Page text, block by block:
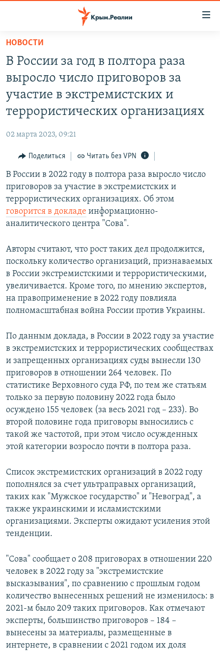
Вернуться
основному
содержанию
Вернутся
главной
Вернутся
поиску
ВОДА
ИНТЕРАКТИВ
ИНФОГРАФИКА
ТЕЛЕПРОЕКТ КРЫМ.РЕАЛИИ
СОВЕТЫ ПРАВОЗАЩИТНИКОВ
ПРОПАВШИЕ БЕЗ ВЕСТИ
ПОБЕДИТЕЛЕЙ НЕ СУДЯТ?
КРЫМ.НЕПОКОРЕННЫЙ
ELIFBE
УКРАИНСКАЯ ПРОБЛЕМА КРЫМА
РАДІО СВОБОДА
КАК ОБОЙТИ БЛОКИРОВКУ
Українською
Qırımtatar
ПРИСОЕДИНЯЙТЕСЬ!
Все сайты RFE/RL
НОВОСТИ
В России за год в полтора раза
выросло число приговоров за
участие в экстремистских и
террористических организациях
02 марта 2023, 09:21
Поделиться Читать без VPN
В России в 2022 году в полтора раза выросло число
приговоров за участие в экстремистских и
террористических организациях. Об этом
говорится в докладе информационно-
аналитического центра "Сова".
Авторы считают, что рост таких дел продолжится,
поскольку количество организаций, признаваемых
в России экстремистскими и террористическими,
увеличивается. Кроме того, по мнению экспертов,
на правоприменение в 2022 году повлияла
полномасштабная война России против Украины.
По данным доклада, в России в 2022 году за участие
в экстремистских и террористических сообществах
и запрещенных организациях суды вынесли 130
приговоров в отношении 264 человек. По
статистике Верховного суда РФ, по тем же статьям
только за первую половину 2022 года было
осуждено 155 человек (за весь 2021 год – 233). Во
второй половине года приговоры выносились с
такой же частотой, при этом число осужденных
этой категории возросло почти в полтора раза.
Список экстремистских организаций в 2022 году
пополнялся за счет ультраправых организаций,
таких как "Мужское государство" и "Невоград", а
также украинскими и исламистскими
организациями. Эксперты ожидают усиления этой
тенденции.
"Сова" сообщает о 208 приговорах в отношении 220
человек в 2022 году за "экстремистские
высказывания", по сравнению с прошлым годом
количество вынесенных решений не изменилось: в
2021-м было 209 таких приговоров. Как отмечают
эксперты, большинство приговоров – 184 –
вынесены за материалы, размещенные в
интернете, в сравнении с 2021 годом их доля